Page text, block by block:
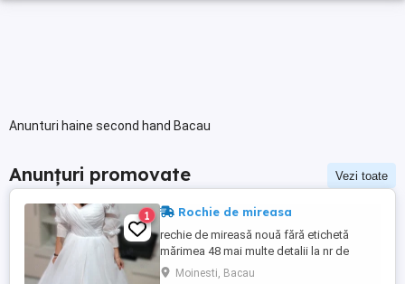
Anunturi haine second hand Bacau
Anunțuri promovate Vezi toate
1 Rochie de mireasa
rechie de mireasă nouă fără etichetă
mărimea 48 mai multe detalii la nr de
telefonMoinesti, Bacau